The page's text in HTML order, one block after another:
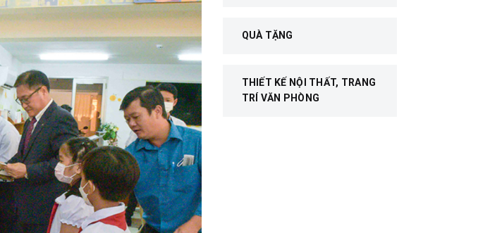
QUÀ TẶNG
THIẾT KẾ NỘI THẤT, TRANG
TRÍ VĂN PHÒNG